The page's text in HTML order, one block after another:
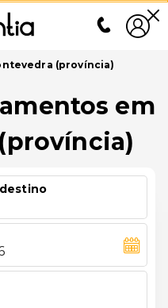
(província)
em